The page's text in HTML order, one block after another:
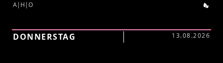
A|H|O
DONNERSTAG 13.08.2026